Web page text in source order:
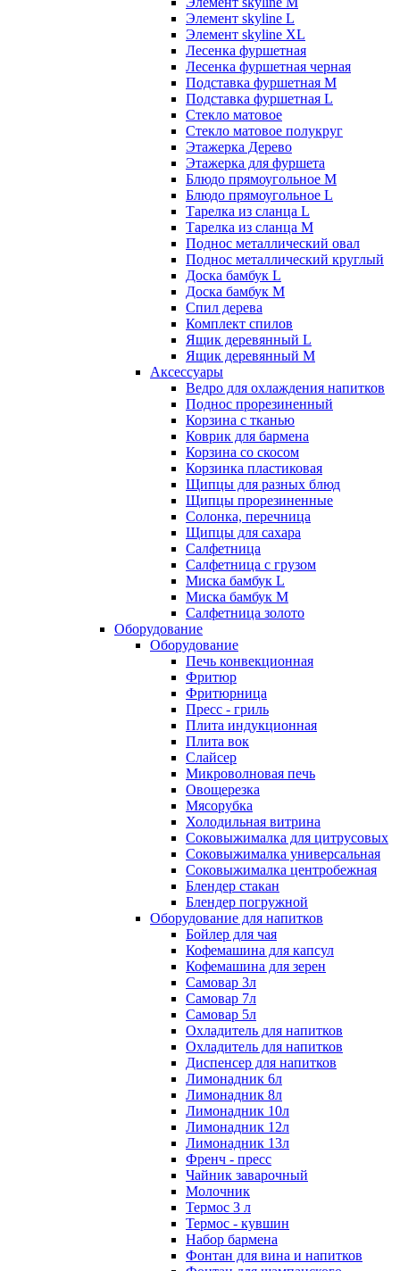
Элемент skyline L
Элемент skyline XL
Лесенка фуршетная
Лесенка фуршетная черная
Подставка фуршетная M
Подставка фуршетная L
Стекло матовое
Стекло матовое полукруг
Этажерка Дерево
Этажерка для фуршета
Блюдо прямоугольное M
Блюдо прямоугольное L
Тарелка из сланца L
Тарелка из сланца M
Поднос металлический овал
Поднос металлический круглый
Доска бамбук L
Доска бамбук M
Спил дерева
Комплект спилов
Ящик деревянный L
Ящик деревянный M
Аксессуары
Ведро для охлаждения напитков
Поднос прорезиненный
Корзина с тканью
Коврик для бармена
Корзина со скосом
Корзинка пластиковая
Щипцы для разных блюд
Щипцы прорезиненные
Солонка, перечница
Щипцы для сахара
Салфетница
Салфетница с грузом
Миска бамбук L
Миска бамбук M
Салфетница золото
Оборудование
Оборудование
Печь конвекционная
Фритюр
Фритюрница
Пресс - гриль
Плита индукционная
Плита вок
Слайсер
Микроволновая печь
Овощерезка
Мясорубка
Холодильная витрина
Соковыжималка для цитрусовых
Соковыжималка универсальная
Соковыжималка центробежная
Блендер стакан
Блендер погружной
Оборудование для напитков
Бойлер для чая
Кофемашина для капсул
Кофемашина для зерен
Самовар 3л
Самовар 7л
Самовар 5л
Охладитель для напитков
Охладитель для напитков
Диспенсер для напитков
Лимонадник 6л
Лимонадник 8л
Лимонадник 10л
Лимонадник 12л
Лимонадник 13л
Френч - пресс
Чайник заварочный
Молочник
Термос 3 л
Термос - кувшин
Набор бармена
Фонтан для вина и напитков